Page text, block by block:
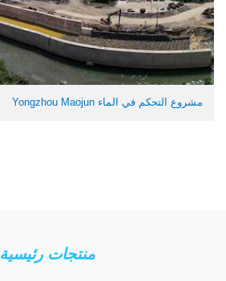
مشروع التحكم في الماء Yongzhou Maojun
منتجات رئيسية